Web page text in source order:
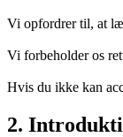
Vi opfordrer til, at
Vi forbeholder os
Hvis du ikke kan
2.